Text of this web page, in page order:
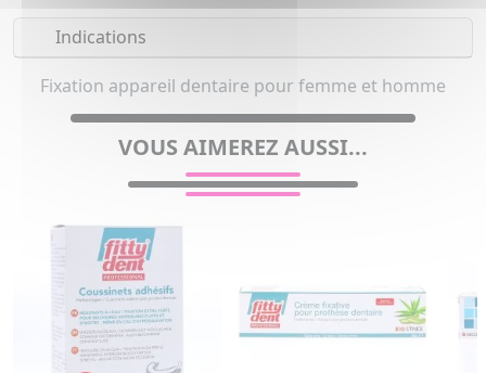
Indications
Fixation appareil dentaire pour femme et homme
VOUS AIMEREZ AUSSI...